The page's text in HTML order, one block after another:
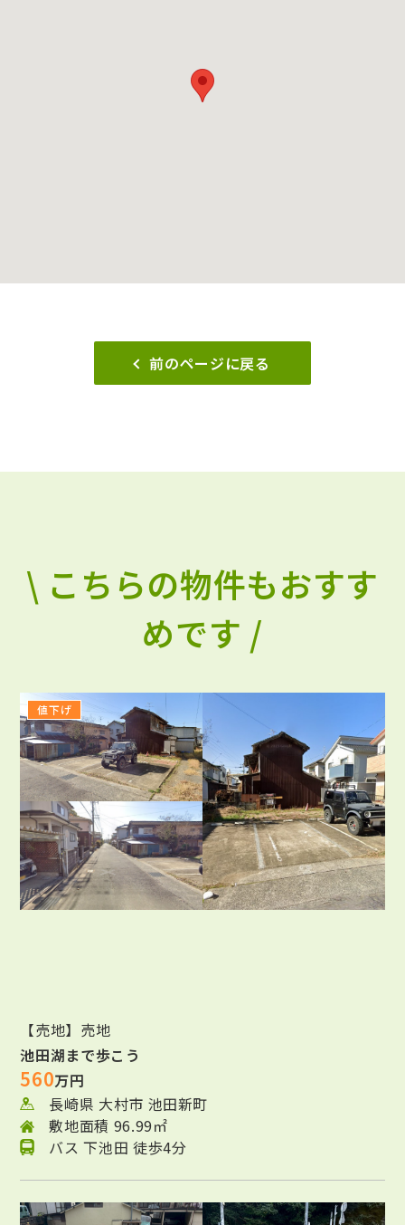
前のページに戻る
\ こちらの物件もおすす
めです /
値下げ
【売地】売地
池田湖まで歩こう
560万円
長崎県 大村市 池田新町
敷地面積 96.99㎡
バス 下池田 徒歩4分